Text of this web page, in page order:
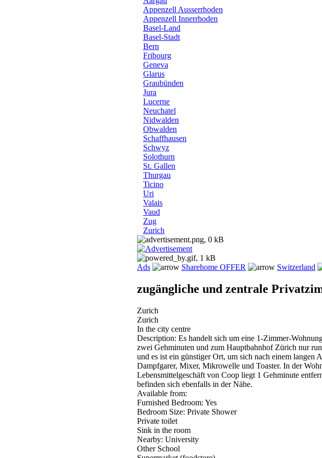
Appenzell Ausserrhoden
Appenzell Innerrhoden
Basel-Land
Basel-Stadt
Bern
Fribourg
Geneva
Glarus
Graubünden
Jura
Lucerne
Neuchatel
Nidwalden
Obwalden
Schaffhausen
Schwyz
Solothurn
St. Gallen
Thurgau
Ticino
Uri
Valais
Vaud
Zug
Zurich
Ads Sharehome OFFER Switzerland
zugängliche und zentrale
Zurich
Zurich
In the city centre
Description: Es handelt sich um eine 1-Zimmer-
zwei Gehminuten und zum Hauptbahnhof Zürich nur
und es ist ein günstiger Ort, um sich nach einem langen
Dampfgarer, Mixer, Mikrowelle und Toaster. In der
Lebensmittelgeschäft von Coop liegt 1 Gehminute
befinden sich ebenfalls in der Nähe.
Available from:
Furnished Bedroom: Yes
Bedroom Size: Private Shower
Private toilet
Sink in the room
Nearby: University
Other School